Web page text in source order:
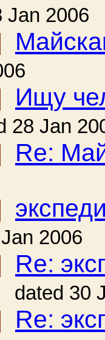
Jan 2006
Ищу
28 Jan
Re:
2006
Re:
dated 30
Re: